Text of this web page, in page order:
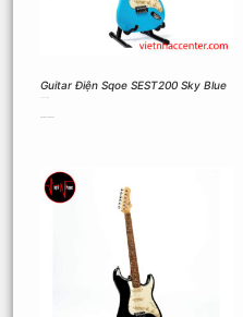
Guitar Điện Sqoe SEST200 Sky Blue